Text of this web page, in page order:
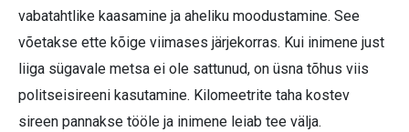
vabatahtlike kaasamine ja aheliku moodustamine. See
võetakse ette kõige viimases järjekorras. Kui inimene just
liiga sügavale metsa ei ole sattunud, on üsna tõhus viis
politseisireeni kasutamine. Kilomeetrite taha kostev
sireen pannakse tööle ja inimene leiab tee välja.